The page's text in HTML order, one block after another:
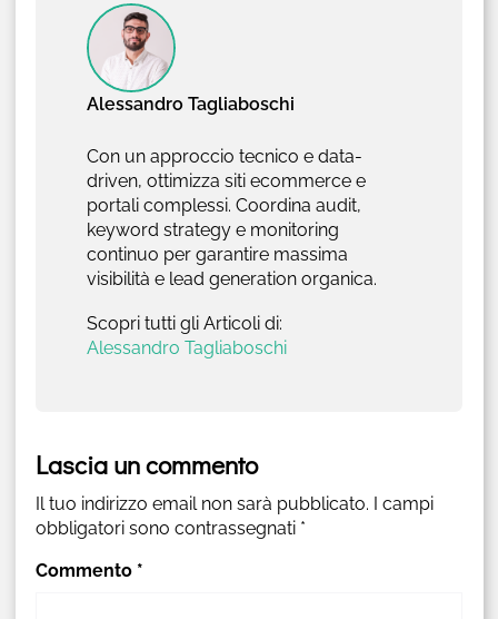
Alessandro Tagliaboschi
Con un approccio tecnico e data-
driven, ottimizza siti ecommerce e
portali complessi. Coordina audit,
keyword strategy e monitoring
continuo per garantire massima
visibilità e lead generation organica.
Scopri tutti gli Articoli di:
Alessandro Tagliaboschi
Lascia un commento
Il tuo indirizzo email non sarà pubblicato.
I campi
obbligatori sono contrassegnati *
Commento *